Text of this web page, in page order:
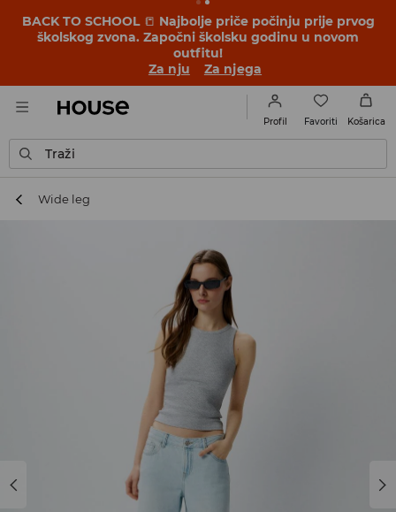
BACK TO SCHOOL 📒 Najbolje priče počinju prije prvog
školskog zvona. Započni školsku godinu u novom
outfitu!
Za nju
Za njega
Profil Favoriti Košarica
Traži
Wide leg